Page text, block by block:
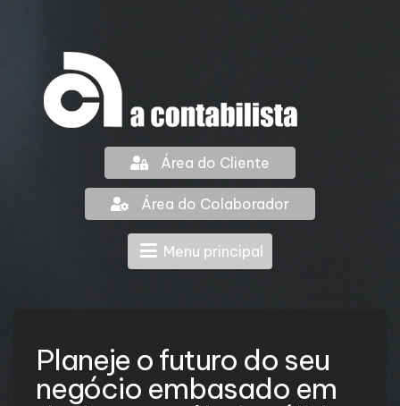
Área do Cliente
Área do Colaborador
Menu principal
Planeje o futuro do seu
negócio embasado em